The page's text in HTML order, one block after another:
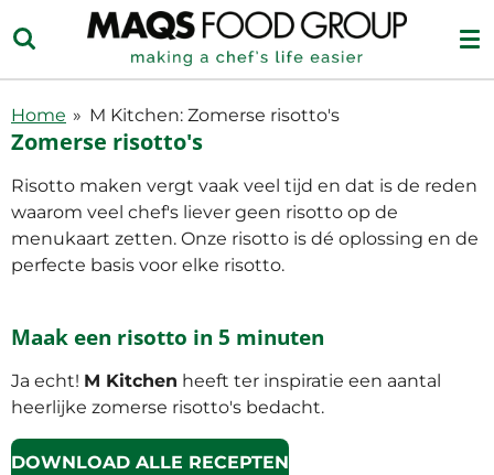
direct
naar
hoofdinhoud
Home » M Kitchen: Zomerse risotto's
Zomerse risotto's
Risotto maken vergt vaak veel tijd en dat is de reden
waarom veel chef's liever geen risotto op de
menukaart zetten. Onze risotto is dé oplossing en de
perfecte basis voor elke risotto.
Maak een risotto in 5 minuten
Ja echt! M Kitchen heeft ter inspiratie een aantal
heerlijke zomerse risotto's bedacht.
DOWNLOAD ALLE RECEPTEN